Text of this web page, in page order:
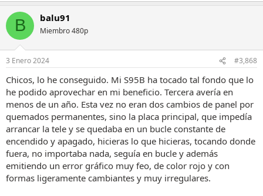
B balu91
Miembro 480p
3 Enero 2024 #3,868
Chicos, lo he conseguido. Mi S95B ha tocado tal fondo que lo
he podido aprovechar en mi beneficio. Tercera avería en
menos de un año. Esta vez no eran dos cambios de panel por
quemados permanentes, sino la placa principal, que impedía
arrancar la tele y se quedaba en un bucle constante de
encendido y apagado, hicieras lo que hicieras, tocando donde
fuera, no importaba nada, seguía en bucle y además
emitiendo un error gráfico muy feo, de color rojo y con
formas ligeramente cambiantes y muy irregulares.